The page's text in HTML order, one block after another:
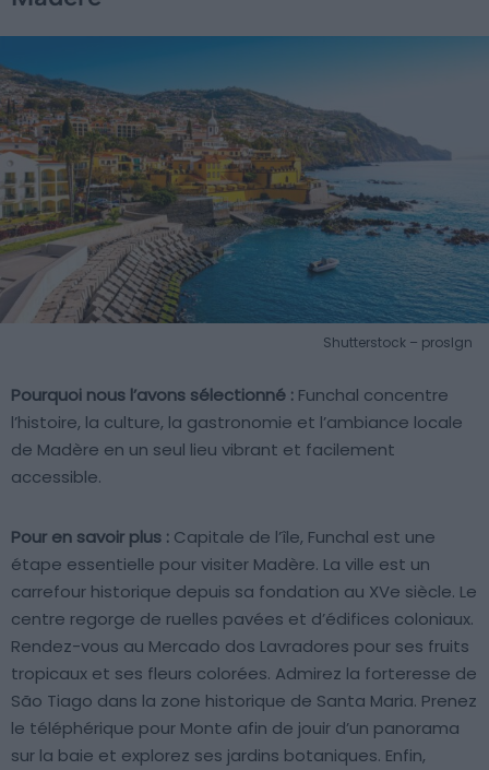
Shutterstock – proslgn
Pourquoi nous l’avons sélectionné : Funchal concentre
l’histoire, la culture, la gastronomie et l’ambiance locale
de Madère en un seul lieu vibrant et facilement
accessible.
Pour en savoir plus : Capitale de l’île, Funchal est une
étape essentielle pour visiter Madère. La ville est un
carrefour historique depuis sa fondation au XVe siècle. Le
centre regorge de ruelles pavées et d’édifices coloniaux.
Rendez-vous au Mercado dos Lavradores pour ses fruits
tropicaux et ses fleurs colorées. Admirez la forteresse de
São Tiago dans la zone historique de Santa Maria. Prenez
le téléphérique pour Monte afin de jouir d’un panorama
sur la baie et explorez ses jardins botaniques. Enfin,